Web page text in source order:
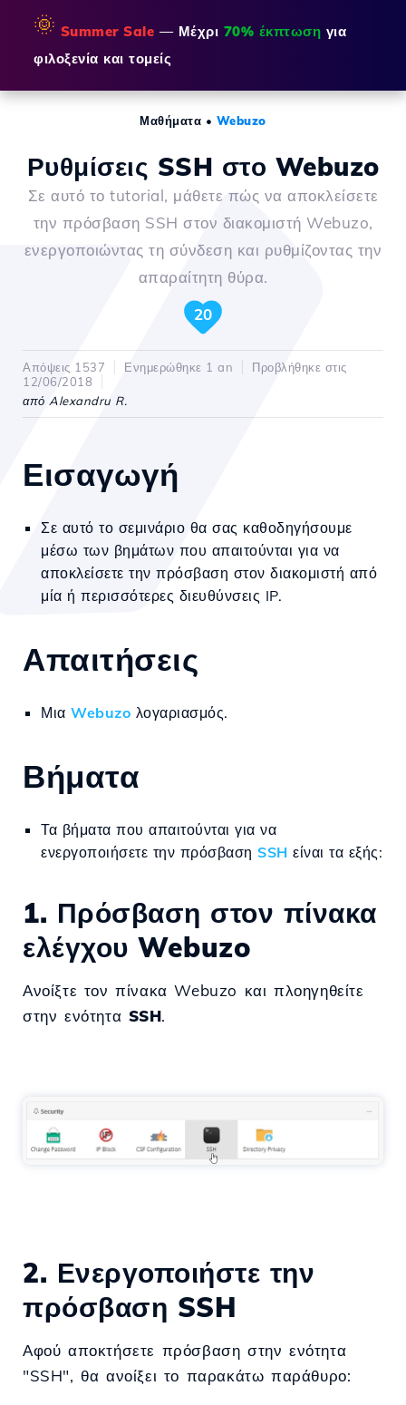
🌞 Summer Sale — Μέχρι 70% έκπτωση για
φιλοξενία και τομείς
Μαθήματα • Webuzo
Ρυθμίσεις SSH στο Webuzo
Σε αυτό το tutorial, μάθετε πώς να αποκλείσετε
την πρόσβαση SSH στον διακομιστή Webuzo,
ενεργοποιώντας τη σύνδεση και ρυθμίζοντας την
απαραίτητη θύρα.
20
Απόψεις 1537 Ενημερώθηκε 1 an
Προβλήθηκε στις
12/06/2018
από Alexandru R.
Εισαγωγή
Σε αυτό το σεμινάριο θα σας καθοδηγήσουμε
μέσω των βημάτων που απαιτούνται για να
αποκλείσετε την πρόσβαση στον διακομιστή από
μία ή περισσότερες διευθύνσεις IP.
Απαιτήσεις
Μια Webuzo λογαριασμός.
Βήματα
Τα βήματα που απαιτούνται για να
ενεργοποιήσετε την πρόσβαση SSH είναι τα εξής:
1. Πρόσβαση στον πίνακα
ελέγχου Webuzo
Ανοίξτε τον πίνακα Webuzo και πλοηγηθείτε
στην ενότητα SSH.
2. Ενεργοποιήστε την
πρόσβαση SSH
Αφού αποκτήσετε πρόσβαση στην ενότητα
"SSH", θα ανοίξει το παρακάτω παράθυρο: